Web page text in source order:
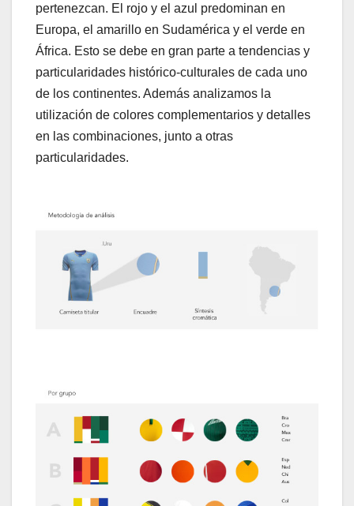
pertenezcan. El rojo y el azul predominan en
Europa, el amarillo en Sudamérica y el verde en
África. Esto se debe en gran parte a tendencias y
particularidades histórico-culturales de cada uno
de los continentes. Además analizamos la
utilización de colores complementarios y detalles
en las combinaciones, junto a otras
particularidades.